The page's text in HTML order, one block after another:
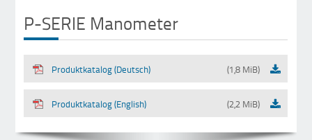
P-SERIE Manometer
Produktkatalog (Deutsch) (1,8 MiB)
Produktkatalog (English) (2,2 MiB)